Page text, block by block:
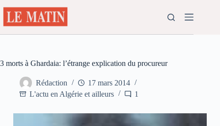
au
contenu
3 morts à Ghardaia: l’étrange explication du procureur
Rédaction
17 mars 2014
L'actu en Algérie et ailleurs
1